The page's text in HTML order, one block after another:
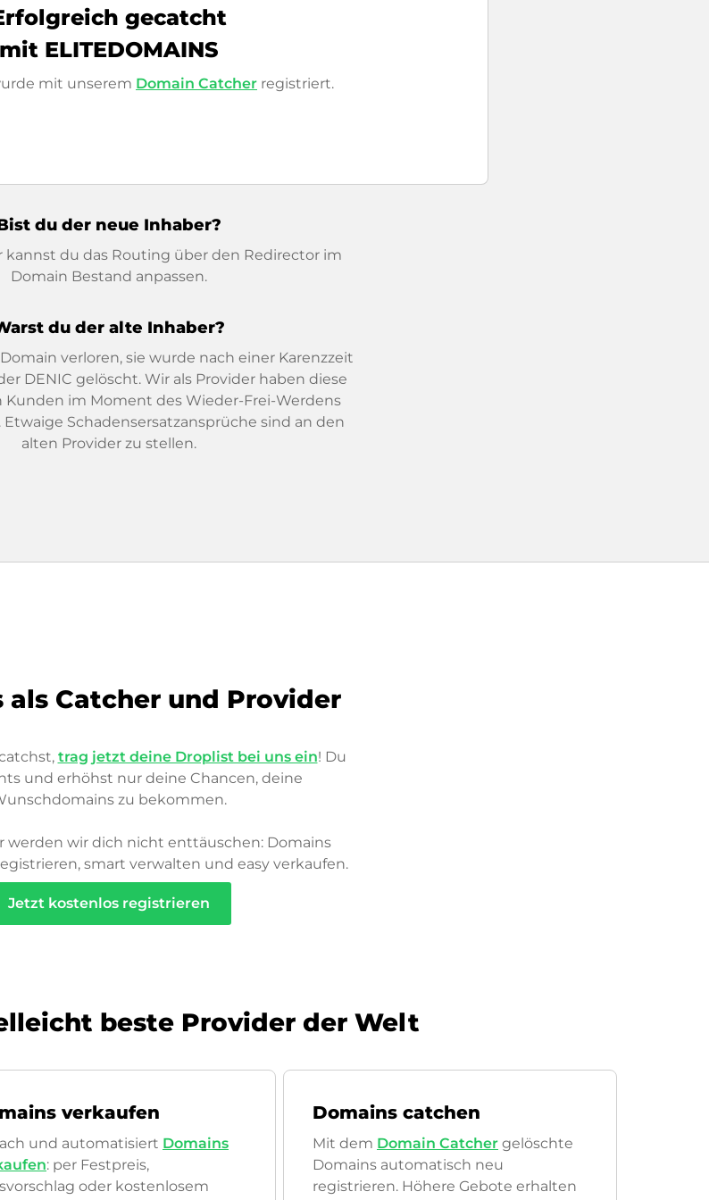
gecatcht
mit ELITEDOMAINS
mit unserem Domain Catcher registriert.
du der neue Inhaber?
kannst du das Routing über den Redirector im
Domain Bestand anpassen.
du der alte Inhaber?
verloren, sie wurde nach einer Karenzzeit
DENIC gelöscht. Wir als Provider haben diese
Kunden im Moment des Wieder-Frei-Werdens
Schadensersatzansprüche sind an den
alten Provider zu stellen.
als Catcher und Provider
trag jetzt deine Droplist bei uns ein! Du
und erhöhst nur deine Chancen, deine
zu bekommen.
werden wir dich nicht enttäuschen: Domains
smart verwalten und easy verkaufen.
Jetzt kostenlos registrieren
beste Provider der Welt
verkaufen
und automatisiert Domains
: per Festpreis,
oder kostenlosem
Domains catchen
Mit dem Domain Catcher gelöschte
Domains automatisch neu
registrieren. Höhere Gebote erhalten